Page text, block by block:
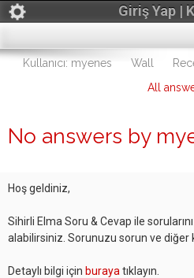
Giriş Yap |
Kullanıcı: myenes Wall
All
No answers by
Hoş geldiniz,
Sihirli Elma Soru & Cevap ile
alabilirsiniz. Sorunuzu sorun ve diğer
Detaylı bilgi için buraya tıklayın.